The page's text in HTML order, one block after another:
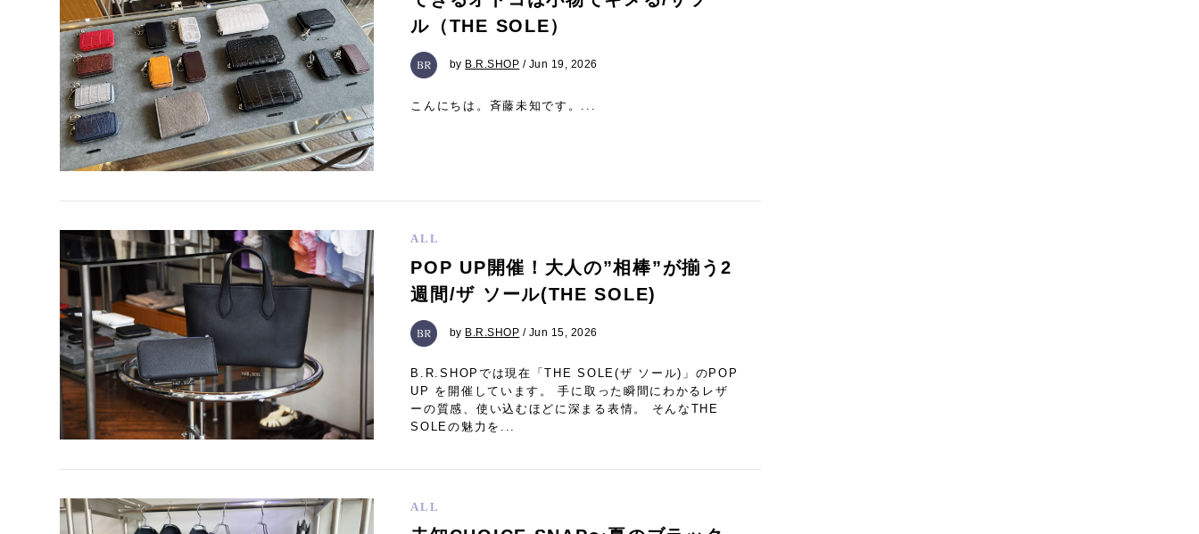
ル（THE SOLE）
by B.R.SHOP / Jun 19, 2026
こんにちは。斉藤未知です。...
ALL
POP UP開催！大人の”相棒”が揃う2
週間/ザ ソール(THE SOLE)
by B.R.SHOP / Jun 15, 2026
B.R.SHOPでは現在「THE SOLE(ザ ソール)」のPOP
UP を開催しています。 手に取った瞬間にわかるレザ
ーの質感、使い込むほどに深まる表情。 そんなTHE
SOLEの魅力を...
ALL